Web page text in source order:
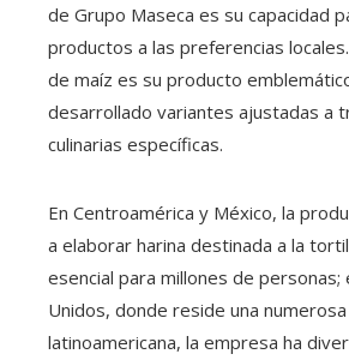
de Grupo Maseca es su capacidad
productos a las preferencias
de maíz es su producto
desarrollado variantes ajustadas a
culinarias específicas.
En Centroamérica y México, la
a elaborar harina destinada a la
esencial para millones de personas;
Unidos, donde reside una
latinoamericana, la empresa ha